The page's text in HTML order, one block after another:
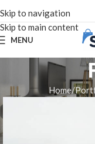
Skip to navigation
Skip to main content
MENU
Home